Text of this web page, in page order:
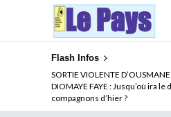
Flash Infos
NOUVELLE ATTAQUE
Comment arrêter la spirale de